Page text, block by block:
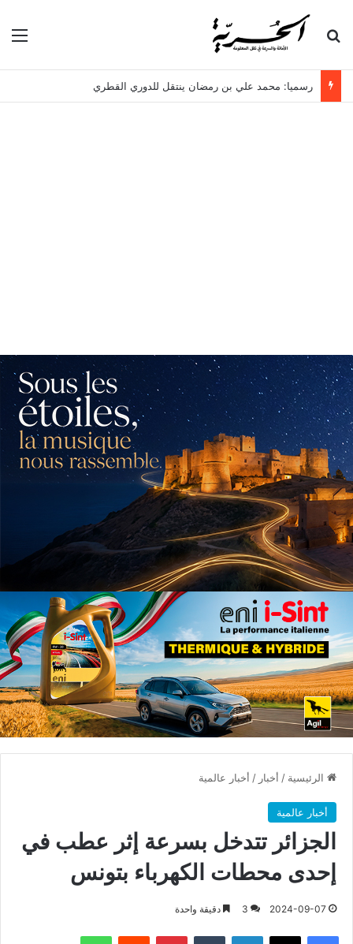
بحث عن
رسميا: محمد علي بن رمضان ينتقل للدوري القطري
الرئيسية / أخبار / أخبار عالمية
أخبار عالمية
الجزائر تتدخل بسرعة إثر عطب في
إحدى محطات الكهرباء بتونس
2024-09-07
3 دقيقة واحدة
فيسبوك X لينكدإن بينتيريست واتساب